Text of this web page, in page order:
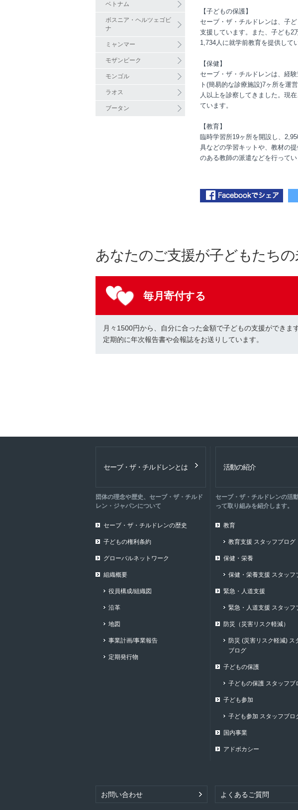
ベトナム
ボスニア・ヘルツェゴビ
ナ
ミャンマー
モザンビーク
モンゴル
ラオス
ブータン
【子どもの保護】
セーブ・ザ・チルドレンは、子
支援しています。また、子ども2
1,734人に就学前教育を提供して
【保健】
セーブ・ザ・チルドレンは、経
ト(簡易的な診療施設)7ヶ所を運
人以上を診察してきました。現
ています。
【教育】
臨時学習所19ヶ所を開設し、
具などの学習キットや、教材の
のある教師の派遣などを行ってい
あなたのご支援が子どもたち
毎月寄付する
月々1500円から、自分に合った金額で子どもの支援ができます
定期的に年次報告書や会報誌をお送りしています。
セーブ・ザ・チルドレンとは
団体の理念や歴史、セーブ・ザ・チルド
レン・ジャパンについて
セーブ・ザ・チルドレンの歴史
子どもの権利条約
グローバルネットワーク
組織概要
役員構成/組織図
沿革
地図
事業計画/事業報告
定期発行物
活動の紹介
セーブ・ザ・チルドレンの活
って取り組みを紹介します。
教育
教育支援 スタッフブログ
保健・栄養
保健・栄養支援 スタッフ
緊急・人道支援
緊急・人道支援 スタッフ
防災（災害リスク軽減）
防災 (災害リスク軽減) ス
ブログ
子どもの保護
子どもの保護 スタッフブ
子ども参加
子ども参加 スタッフブロ
国内事業
アドボカシー
お問い合わせ よくあるご質問